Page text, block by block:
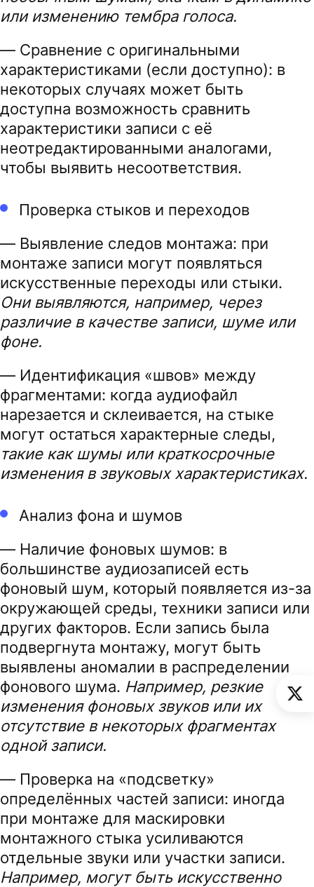
или изменению тембра голоса.
— Сравнение с оригинальными
характеристиками (если доступно): в
некоторых случаях может быть
доступна возможность сравнить
характеристики записи с её
неотредактированными аналогами,
чтобы выявить несоответствия.
Проверка стыков и переходов
— Выявление следов монтажа: при
монтаже записи могут появляться
искусственные переходы или стыки.
Они выявляются, например, через
различие в качестве записи, шуме или
фоне.
— Идентификация «швов» между
фрагментами: когда аудиофайл
нарезается и склеивается, на стыке
могут остаться характерные следы,
такие как шумы или краткосрочные
изменения в звуковых характеристиках.
Анализ фона и шумов
— Наличие фоновых шумов: в
большинстве аудиозаписей есть
фоновый шум, который появляется из-за
окружающей среды, техники записи или
других факторов. Если запись была
подвергнута монтажу, могут быть
выявлены аномалии в распределении
фонового шума. Например, резкие
изменения фоновых звуков или их
отсутствие в некоторых фрагментах
одной записи.
— Проверка на «подсветку»
определённых частей записи: иногда
при монтаже для маскировки
монтажного стыка усиливаются
отдельные звуки или участки записи.
Например, могут быть искусственно